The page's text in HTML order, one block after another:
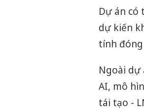
Dự án có
dự kiến
tính
Ngoài
AI, mô
tái tạo -